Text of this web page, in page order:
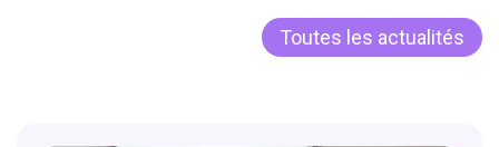
Toutes les actualités